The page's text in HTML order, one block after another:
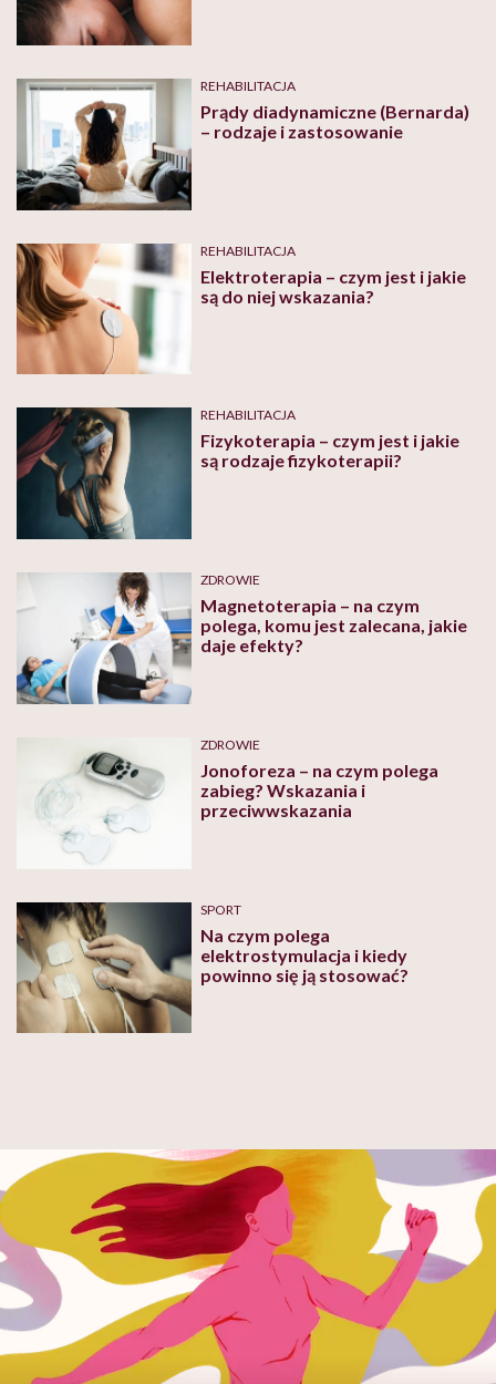
REHABILITACJA
Prądy diadynamiczne (Bernarda)
– rodzaje i zastosowanie
REHABILITACJA
Elektroterapia – czym jest i jakie
są do niej wskazania?
REHABILITACJA
Fizykoterapia – czym jest i jakie
są rodzaje fizykoterapii?
ZDROWIE
Magnetoterapia – na czym
polega, komu jest zalecana, jakie
daje efekty?
ZDROWIE
Jonoforeza – na czym polega
zabieg? Wskazania i
przeciwwskazania
SPORT
Na czym polega
elektrostymulacja i kiedy
powinno się ją stosować?